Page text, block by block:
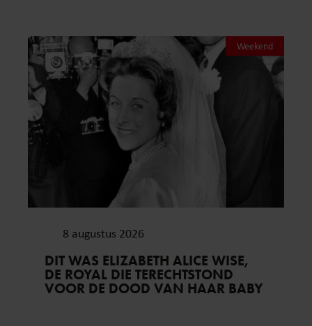
Weekend
8 augustus 2026
DIT WAS ELIZABETH ALICE WISE,
DE ROYAL DIE TERECHTSTOND
VOOR DE DOOD VAN HAAR BABY